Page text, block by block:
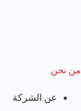
من نحن
عن الشركة